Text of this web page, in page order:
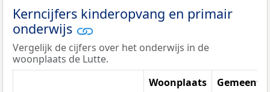
Kerncijfers kinderopvang en primair
onderwijs
Vergelijk de cijfers over het onderwijs in de
woonplaats de Lutte.
Woonplaats
Gemeente